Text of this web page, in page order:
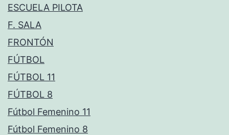
ESCUELA PILOTA
F. SALA
FRONTÓN
FÚTBOL
FÚTBOL 11
FÚTBOL 8
Fútbol Femenino 11
Fútbol Femenino 8